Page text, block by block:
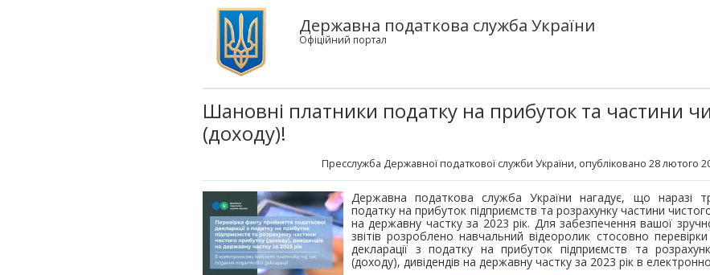
Державна податкова служба України
Офіційний портал
Шановні платники податку на прибуток та частини
(доходу)!
Пресслужба Державної податкової служби України, опубліковано 28 лютого
Державна податкова служба України нагадує, що наразі
податку на прибуток підприємств та розрахунку частини
на державну частку за 2023 рік. Для забезпечення вашої
звітів розроблено навчальний відеоролик стосовно
декларації з податку на прибуток підприємств та
(доходу), дивідендів на державну частку за 2023 рік в